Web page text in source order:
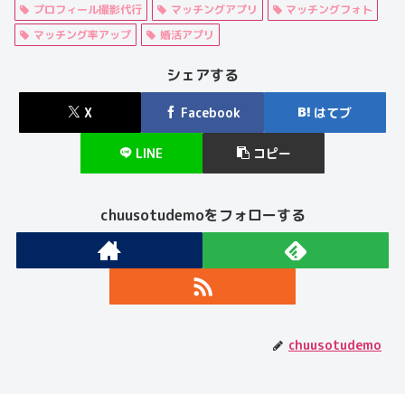
プロフィール撮影代行
マッチングアプリ
マッチングフォト
マッチング率アップ
婚活アプリ
シェアする
X Facebook はてブ
LINE コピー
chuusotudemoをフォローする
chuusotudemo